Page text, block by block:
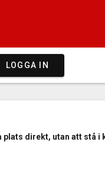
LOGGA IN
plats direkt, utan att stå i